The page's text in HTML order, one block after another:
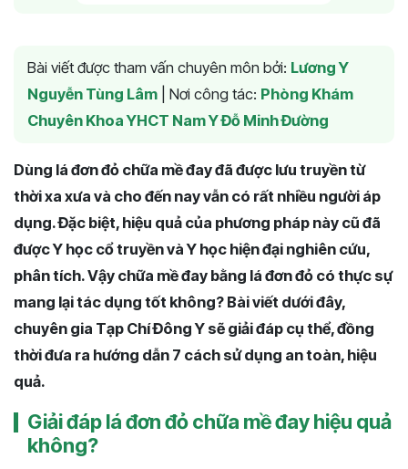
Bài viết được tham vấn chuyên môn bởi: Lương Y
Nguyễn Tùng Lâm
Nơi công tác: Phòng Khám
Chuyên Khoa YHCT Nam Y Đỗ Minh Đường
Dùng lá đơn đỏ chữa mề đay đã được lưu truyền từ
thời xa xưa và cho đến nay vẫn có rất nhiều người áp
dụng. Đặc biệt, hiệu quả của phương pháp này cũ đã
được Y học cổ truyền và Y học hiện đại nghiên cứu,
phân tích. Vậy chữa mề đay bằng lá đơn đỏ có thực sự
mang lại tác dụng tốt không? Bài viết dưới đây,
chuyên gia Tạp Chí Đông Y sẽ giải đáp cụ thể, đồng
thời đưa ra hướng dẫn 7 cách sử dụng an toàn, hiệu
quả.
Giải đáp lá đơn đỏ chữa mề đay hiệu quả
không?